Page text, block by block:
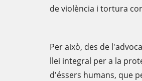
de violència i tortura
Per això, des de
llei integral per a la
d'éssers humans, que